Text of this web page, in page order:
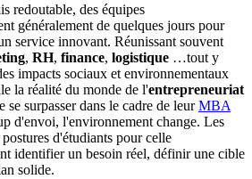
redoutable, des équipes
généralement de quelques jours pour
service innovant. Réunissant souvent
, RH, finance, logistique …tout y
impacts sociaux et environnementaux
la réalité du monde de l'entrepreneuriat
se surpasser dans le cadre de leurMBA
d'envoi, l'environnement change. Les
d'étudiants pour celle
identifier un besoin réel, définir une cible
solide.